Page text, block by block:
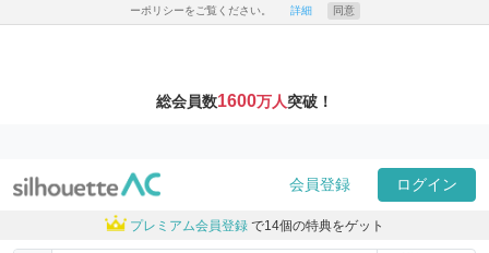
ーポリシーをご覧ください。 詳細 同意
総会員数1600万人突破！
会員登録 ログイン
プレミアム会員登録 で14個の特典をゲット